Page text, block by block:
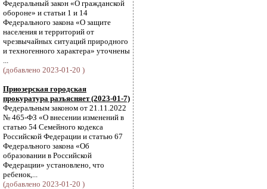
Федеральный закон «О гражданской
обороне» и статьи 1 и 14
Федерального закона «О защите
населения и территорий от
чрезвычайных ситуаций природного
и техногенного характера» уточнены
...
(добавлено 2023-01-20 )
Приозерская городская
прокуратура разъясняет (2023-01-7)
Федеральным законом от 21.11.2022
№ 465-ФЗ «О внесении изменений в
статью 54 Семейного кодекса
Российской Федерации и статью 67
Федерального закона «Об
образовании в Российской
Федерации» установлено, что
ребенок,...
(добавлено 2023-01-20 )